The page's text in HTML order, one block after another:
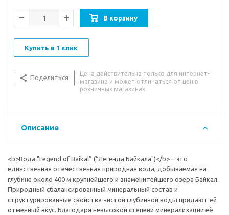
Вкусовые особенности:мягкий и нейтральный водный вкус
Имеет невысокую степень минерализации, поэтому может
употребляться ежедневно без каких-либо ограничений.
В корзину
Купить в 1 клик
Поделиться
Цена действительна только для интернет-
магазина и может отличаться от цен в
розничных магазинах
Описание
<b>Вода "Legend of Baikal” (“Легенда Байкала")</b> – это
единственная отечественная природная вода, добываемая на
глубине около 400 м крупнейшего и знаменитейшего озера Байкал.
Природный сбалансированный минеральный состав и
структурированные свойства чистой глубинной воды придают ей
отменный вкус. Благодаря невысокой степени минерализации её